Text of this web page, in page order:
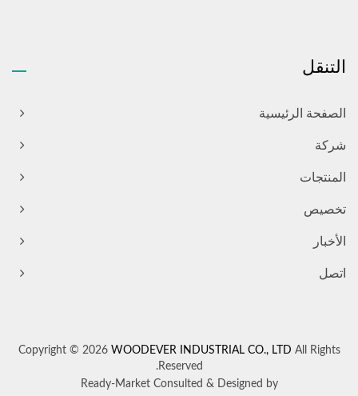
التنقل
الصفحة الرئيسية
شركة
المنتجات
تخصيص
الأخبار
اتصل
Copyright © 2026 WOODEVER INDUSTRIAL CO., LTD All Rights
Reserved.
Consulted & Designed by
Ready-Market